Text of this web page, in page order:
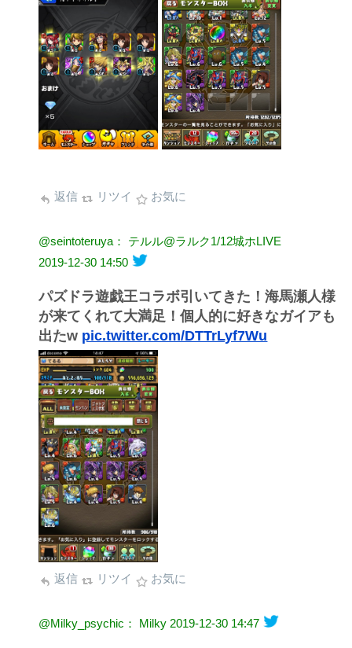
返信 リツイ お気に
@seintoteruya： テルル@ラルク1/12城ホLIVE
2019-12-30 14:50
パズドラ遊戯王コラボ引いてきた！海馬瀬人様
が来てくれて大満足！個人的に好きなガイアも
出たw pic.twitter.com/DTTrLyf7Wu
返信 リツイ お気に
@Milky_psychic： Milky 2019-12-30 14:47